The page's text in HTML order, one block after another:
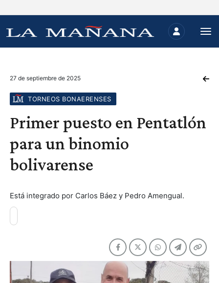
27 de septiembre de 2025
TORNEOS BONAERENSES
Primer puesto en Pentatlón
para un binomio
bolivarense
Está integrado por Carlos Báez y Pedro Amengual.